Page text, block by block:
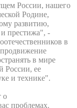
России, нашего
Родине,
развитию,
престижа", -
в
продвижение
в мире
России, ее
и технике".
о
проблемах.